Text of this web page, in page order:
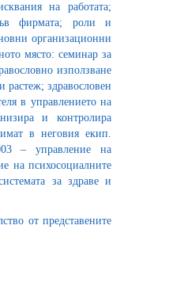
на работата;
фирмата; роли и
организационни
място: семинар за
използване
растеж; здравословен
в управлението на
и контролира
в неговия екип.
– управление на
на психосоциалните
за здраве и
от представените